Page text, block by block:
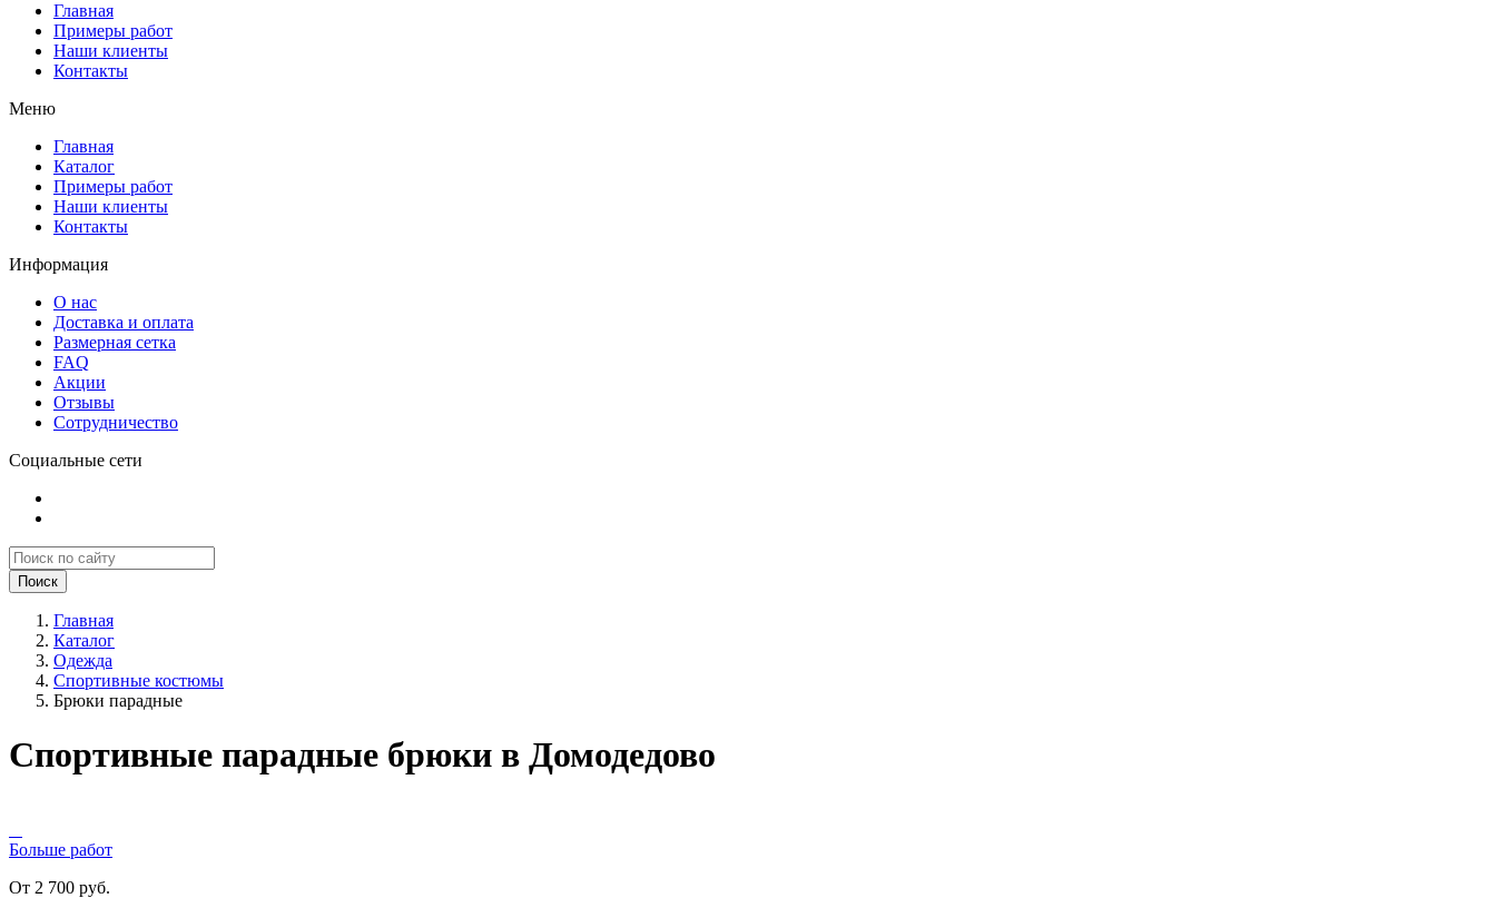
Главная
Примеры работ
Наши клиенты
Контакты
Меню
Главная
Каталог
Примеры работ
Наши клиенты
Контакты
Информация
О нас
Доставка и оплата
Размерная сетка
FAQ
Акции
Отзывы
Сотрудничество
Социальные сети
Поиск
Главная
Каталог
Одежда
Спортивные костюмы
Брюки парадные
Спортивные парадные брюки в Домодедово
Больше работ
От 2 700 руб.